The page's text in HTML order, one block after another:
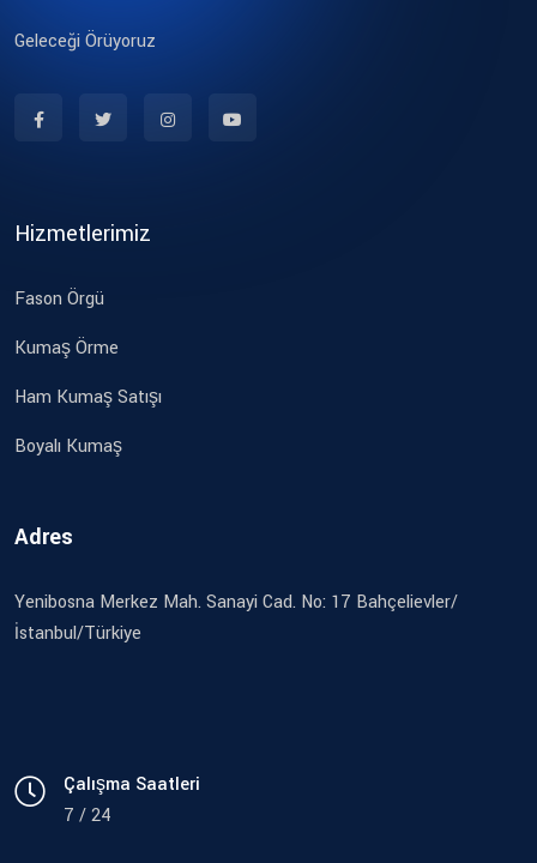
Geleceği Örüyoruz
Hizmetlerimiz
Fason Örgü
Kumaş Örme
Ham Kumaş Satışı
Boyalı Kumaş
Adres
Yenibosna Merkez Mah. Sanayi Cad. No: 17 Bahçelievler/
İstanbul/Türkiye
Çalışma Saatleri
7 / 24